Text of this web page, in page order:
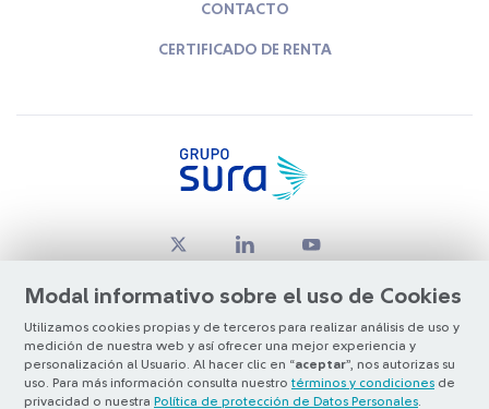
Modal informativo sobre el uso de Cookies
Utilizamos cookies propias y de terceros para realizar análisis de uso y
medición de nuestra web y así ofrecer una mejor experiencia y
personalización al Usuario. Al hacer clic en “aceptar”, nos autorizas su
uso. Para más información consulta nuestro términos y condiciones de
privacidad o nuestra Política de protección de Datos Personales
CONTACTO
CERTIFICADO DE RENTA
© Copyright Grupo SURA 2026